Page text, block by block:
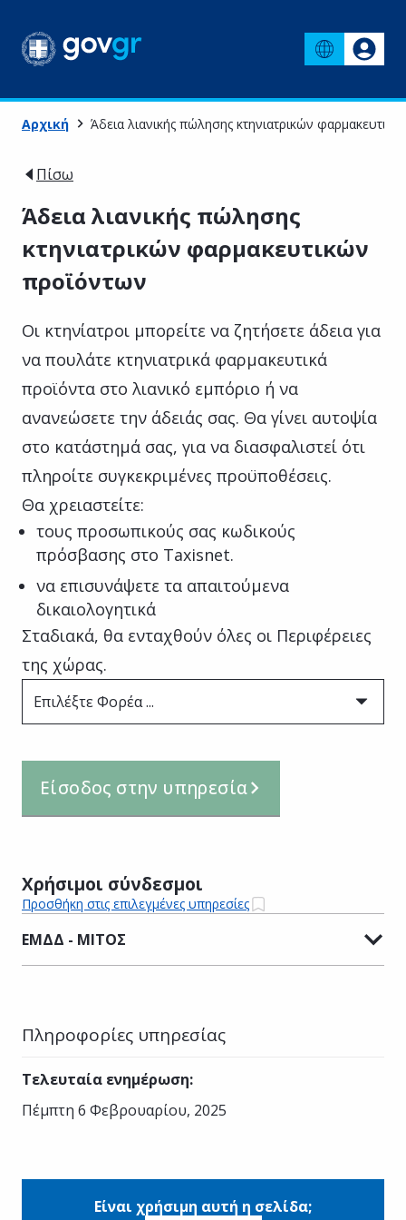
Αρχική Άδεια λιανικής πώλησης κτηνιατρικών
Πίσω
Άδεια λιανικής πώλησης
κτηνιατρικών φαρμακευτικών
προϊόντων
Οι κτηνίατροι μπορείτε να ζητήσετε άδεια για
να πουλάτε κτηνιατρικά φαρμακευτικά
προϊόντα στο λιανικό εμπόριο ή να
ανανεώσετε την άδειάς σας. Θα γίνει αυτοψία
στο κατάστημά σας, για να διασφαλιστεί ότι
πληροίτε συγκεκριμένες προϋποθέσεις.
Θα χρειαστείτε:
τους προσωπικούς σας κωδικούς
πρόσβασης στο Taxisnet.
να επισυνάψετε τα απαιτούμενα
δικαιολογητικά
Σταδιακά, θα ενταχθούν όλες οι Περιφέρειες
της χώρας.
Επιλέξτε Φορέα ...
Είσοδος στην υπηρεσία
Χρήσιμοι σύνδεσμοι
Προσθήκη στις επιλεγμένες υπηρεσίες
ΕΜΔΔ - ΜΙΤΟΣ
Πληροφορίες υπηρεσίας
Τελευταία ενημέρωση:
Πέμπτη 6 Φεβρουαρίου, 2025
Είναι χρήσιμη αυτή η σελίδα;